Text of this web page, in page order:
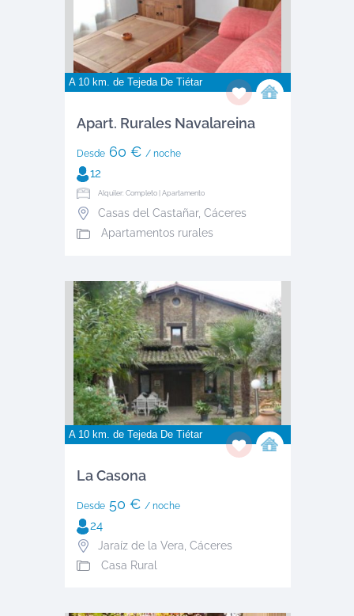
A 10 km. de Tejeda De Tiétar
Apart. Rurales Navalareina
Desde60 € / noche
12
Alquiler: Completo | Apartamento
Casas del Castañar, Cáceres
Apartamentos rurales
A 10 km. de Tejeda De Tiétar
La Casona
Desde50 € / noche
24
Jaraíz de la Vera Cáceres
Casa Rural